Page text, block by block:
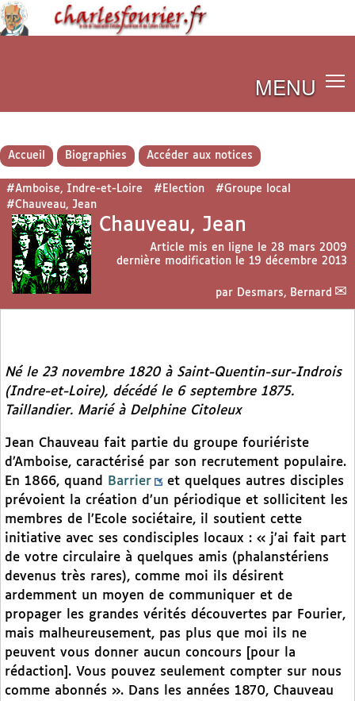
MENU
Accueil Biographies Accéder aux notices
#Amboise, Indre-et-Loire #Election
#Groupe local
#Chauveau, Jean
Chauveau, Jean
Article mis en ligne le 28 mars 2009
dernière modification le 19 décembre 2013
par Desmars, Bernard
Né le 23 novembre 1820 à Saint-Quentin-sur-Indrois
(Indre-et-Loire), décédé le 6 septembre 1875.
Taillandier. Marié à Delphine Citoleux
Jean Chauveau fait partie du groupe fouriériste
d’Amboise, caractérisé par son recrutement populaire.
En 1866, quand
Barrier
et quelques autres disciples
prévoient la création d’un périodique et sollicitent les
membres de l’Ecole sociétaire, il soutient cette
initiative avec ses condisciples locaux : « j’ai fait part
de votre circulaire à quelques amis (phalanstériens
devenus très rares), comme moi ils désirent
ardemment un moyen de communiquer et de
propager les grandes vérités découvertes par Fourier,
mais malheureusement, pas plus que moi ils ne
peuvent vous donner aucun concours [pour la
rédaction]. Vous pouvez seulement compter sur nous
comme abonnés ». Dans les années 1870, Chauveau